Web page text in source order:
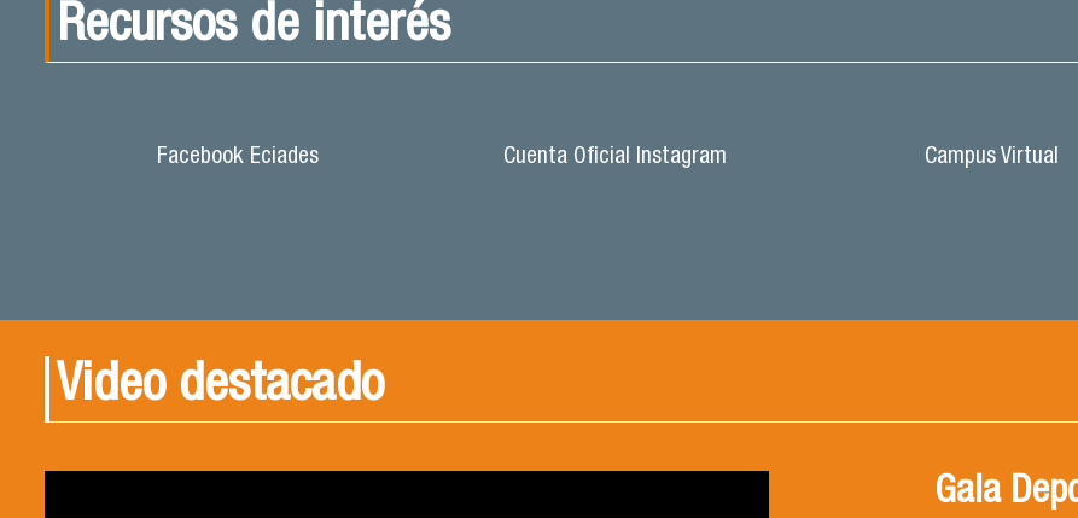
Recursos de interés
Facebook Eciades Cuenta Oficial Instagram Campus Virtual
Video destacado
Gala